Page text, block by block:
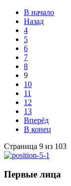
В начало
Назад
4
5
6
7
8
9
10
11
12
13
Вперёд
В конец
Страница 9 из 103
Первые лица